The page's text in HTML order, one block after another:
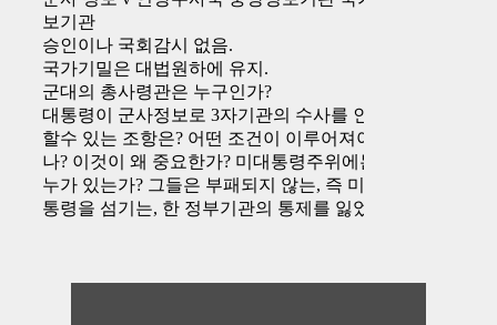
보기관
승인이나 국회감시 없음.
국가기밀은 대법원하에 유지.
군대의 총사령관은 누구인가?
대통령이 군사정보로 3자기관의 수사를 인수
할수 있는 조항은? 어떤 조건이 이루어져야 하
나? 이것이 왜 중요한가? 미대통령주위에는
누가 있는가? 그들은 부패되지 않는, 즉 미대
통령을 섬기는, 한 정부기관의 통제를 잃었다.